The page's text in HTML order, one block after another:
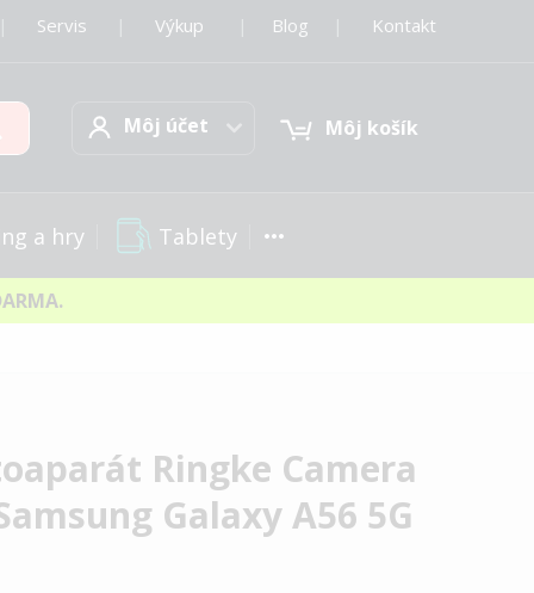
Servis Výkup Blog Kontakt
Môj účetMôj účet Môj košík
a hry Tablety
Ringke Camera
Galaxy A56 5G